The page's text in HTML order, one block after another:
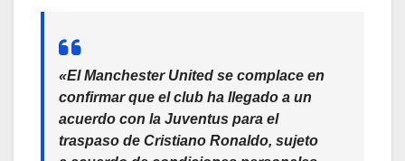
«El Manchester United se complace en
confirmar que el club ha llegado a un
acuerdo con la Juventus para el
traspaso de Cristiano Ronaldo, sujeto